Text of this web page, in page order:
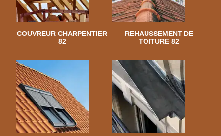
COUVREUR CHARPENTIER
82
REHAUSSEMENT DE
TOITURE 82